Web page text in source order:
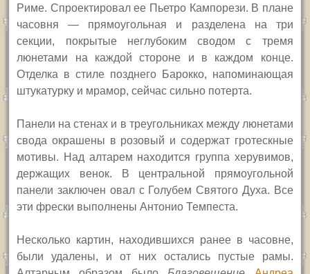
Риме. Спроектировал ее Пьетро Кампорези. В плане
часовня — прямоугольная и разделена на три
секции, покрытые неглубоким сводом с тремя
люнетами на каждой стороне и в каждом конце.
Отделка в стиле позднего Барокко, напоминающая
штукатурку и мрамор, сейчас сильно потерта.
Панели на стенах и в треугольниках между люнетами
свода окрашены в розовый и содержат гротескные
мотивы. Над алтарем находится группа херувимов,
держащих венок.
В центральной прямоугольной
панелизаключен овал с Голубем Святого Духа. Все
эти фрески выполнены Антонио Темпеста.
Несколько картин, находившихся ранее в часовне,
были удалены, и от них остались пустые рамы.